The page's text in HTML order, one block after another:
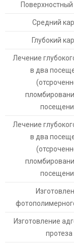
Поверхностный
Средний
Глубокий
Лечение
в два
Лечение
в два
Изготовление
протеза